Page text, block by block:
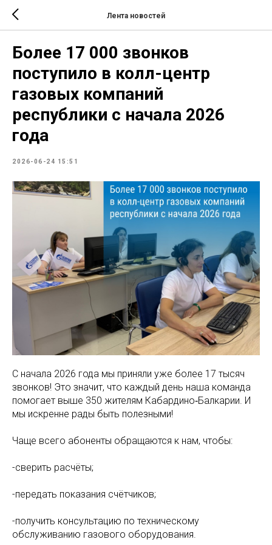
Лента новостей
Более 17 000 звонков
поступило в колл-центр
газовых компаний
республики с начала 2026
года
2026-06-24 15:51
С начала 2026 года мы приняли уже более 17 тысяч
звонков! Это значит, что каждый день наша команда
помогает выше 350 жителям Кабардино‑Балкарии. И
мы искренне рады быть полезными!
Чаще всего абоненты обращаются к нам, чтобы:
-сверить расчёты;
-передать показания счётчиков;
-получить консультацию по техническому
обслуживанию газового оборудования.